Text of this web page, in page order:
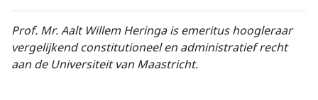
Prof. Mr. Aalt Willem Heringa is emeritus hoogleraar
vergelijkend constitutioneel en administratief recht
aan de Universiteit van Maastricht.